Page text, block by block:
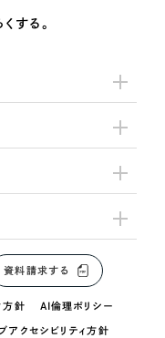
する。
資料請求する
方針 AI倫理ポリシー
アクセシビリティ方針